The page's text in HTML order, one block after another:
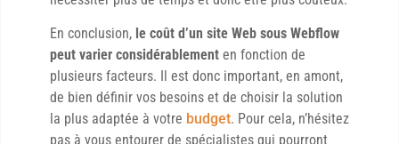
En conclusion, le coût d’un site Web sous Webflow
peut varier considérablement en fonction de
plusieurs facteurs. Il est donc important, en amont,
de bien définir vos besoins et de choisir la solution
la plus adaptée à votre budget. Pour cela, n’hésitez
pas à vous entourer de spécialistes qui pourront